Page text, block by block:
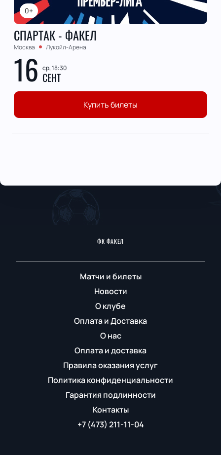
0+
СПАРТАК - ФАКЕЛ
Москва Лукойл-Арена
16 ср, 18:30
СЕНТ
Купить билеты
ФК ФАКЕЛ
Матчи и билеты
Новости
О клубе
Оплата и Доставка
О нас
Оплата и доставка
Правила оказания услуг
Политика конфиденциальности
Гарантия подлинности
Контакты
+7 (473) 211-11-04